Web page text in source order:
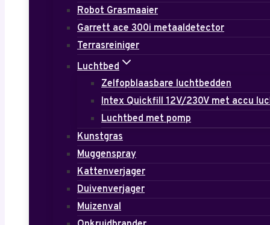
Robot Grasmaaier
Garrett ace 300i metaaldetector
Terrasreiniger
Luchtbed
Zelfopblaasbare luchtbedden
Intex Quickfill 12V/230V met accu
Luchtbed met pomp
Kunstgras
Muggenspray
Kattenverjager
Duivenverjager
Muizenval